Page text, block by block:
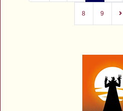
8 9